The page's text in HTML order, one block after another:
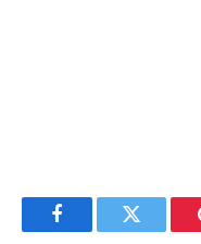
FacebookTwitter